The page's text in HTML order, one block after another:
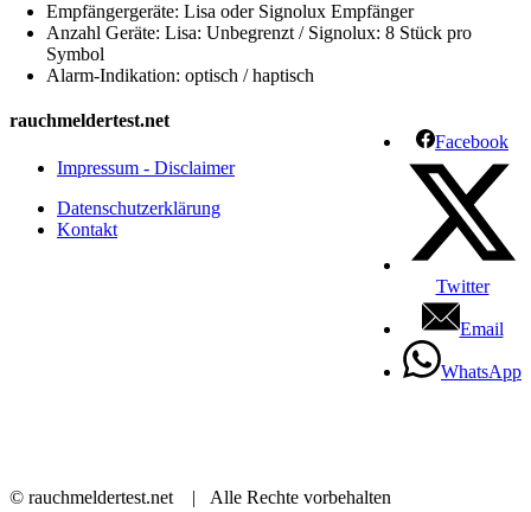
Empfängergeräte: Lisa oder Signolux Empfänger
Anzahl Geräte: Lisa: Unbegrenzt / Signolux: 8 Stück pro
Symbol
Alarm-Indikation: optisch / haptisch
Facebook
Twitter
Email
WhatsApp
rauchmeldertest.net
Impressum - Disclaimer
Datenschutzerklärung
Kontakt
© rauchmeldertest.net | Alle Rechte vorbehalten